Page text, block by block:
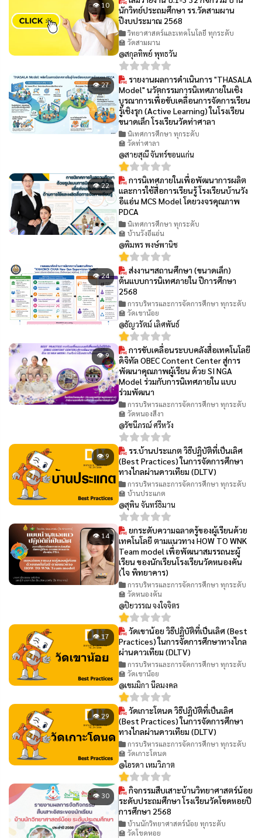
👁 10
นักวิทย์ประถมศึกษา รร.วัดสามผาน
ปีงบประมาณ 2568
วิทยาศาสตร์และเทคโนโลยี ทุกระดับ
🏫 วัดสามผาน
@สกุลทิพย์ พุทธวัน
👁 27
รายงานผลการดำเนินการ "THASALA
Model" นวัตกรรมการนิเทศภายในเชิง
บูรณาการเพื่อขับเคลื่อนการจัดการเรียน
รู้เชิงรุก (Active Learning) ในโรงเรียน
ขนาดเล็ก โรงเรียนวัดท่าศาลา
นิเทศการศึกษา ทุกระดับ
🏫 วัดท่าศาลา
@สายสุณี จันทร์ขอนแก่น
👁 22
การนิเทศภายในเพื่อพัฒนาการผลิต
และการใช้สื่อการเรียนรู้ โรงเรียนบ้านวัง
อีแอ่น MCS Model โดยวงจรคุณภาพ
PDCA
นิเทศการศึกษา ทุกระดับ
🏫 บ้านวังอีแอ่น
@พิมพร พงษ์พานิช
👁 24
ส่งงานฯสถานศึกษา (ขนาดเล็ก)
ต้นแบบการนิเทศภายใน ปีการศึกษา
2568
การบริหารและการจัดการศึกษา ทุกระดับ
🏫 วัดเขาน้อย
@ธัญวรัตม์ เลิศพันธ์
👁 9
การขับเคลื่อนระบบคลังสื่อเทคโนโลยี
ดิจิทัล OBEC Content Center สู่การ
พัฒนาคุณภาพผู้เรียน ด้วย SI NGA
Model ร่วมกับการนิเทศภายใน แบบ
ร่วมพัฒนา
การบริหารและการจัดการศึกษา ทุกระดับ
🏫 วัดหนองสีงา
@รัชนีภรณ์ ศรีหวัง
👁 9
รร.บ้านประแกต วิธีปฏิบัติที่เป็นเลิศ
(Best Practices) ในการจัดการศึกษา
ทางไกลผ่านดาวเทียม (DLTV)
การบริหารและการจัดการศึกษา ทุกระดับ
🏫 บ้านประแกต
@สุพิน จันทร์ธิมาน
👁 14
ยกระดับความฉลาดรู้ของผู้เรียนด้วย
เทคโนโลยี ตามแนวทาง HOW TO WNK
Team model เพื่อพัฒนาสมรรถนะผู้
เรียน ของนักเรียนโรงเรียนวัดหนองคัน
(ไจ พิทยาคาร)
การบริหารและการจัดการศึกษา ทุกระดับ
🏫 วัดหนองคัน
@ปิยวรรณ จงใจจิตร
👁 17
วัดเขาน้อย วิธีปฏิบัติที่เป็นเลิศ (Best
Practices) ในการจัดการศึกษาทางไกล
ผ่านดาวเทียม (DLTV)
การบริหารและการจัดการศึกษา ทุกระดับ
🏫 วัดเขาน้อย
@เขมมิกา นีลมงคล
👁 29
วัดเกาะโตนด วิธีปฏิบัติที่เป็นเลิศ
(Best Practices) ในการจัดการศึกษา
ทางไกลผ่านดาวเทียม (DLTV)
การบริหารและการจัดการศึกษา ทุกระดับ
🏫 วัดเกาะโตนด
@ไอรดา เหมวิภาต
👁 30
กิจกรรมสืบเสาะบ้านวิทยาศาสตร์น้อย
ระดับประถมศึกษา โรงเรียนวัดโขดหอยปี
การศึกษา 2568
บ้านนักวิทยาศาสตร์น้อย ทุกระดับ
🏫 วัดโขดหอย